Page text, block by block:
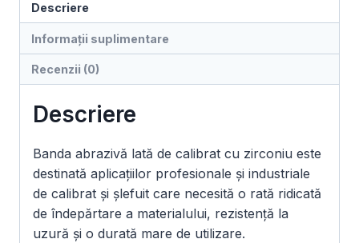
cu
zirconiu
1130×2620
mm
Descriere
Informații suplimentare
Recenzii (0)
Descriere
Banda abrazivă lată de calibrat cu zirconiu este
destinată aplicațiilor profesionale și industriale
de calibrat și șlefuit care necesită o rată ridicată
de îndepărtare a materialului, rezistență la
uzură și o durată mare de utilizare.